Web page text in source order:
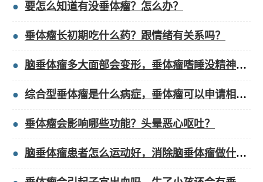
要怎么知道有没垂体瘤？怎么办？
垂体瘤长初期吃什么药？跟情绪有关系吗？
脑垂体瘤多大面部会变形，垂体瘤嗜睡没精神正常吗？
综合型垂体瘤是什么病症，垂体瘤可以申请相互保么？
垂体瘤会影响哪些功能？头晕恶心呕吐？
脑垂体瘤患者怎么运动好，消除脑垂体瘤做什么运动？